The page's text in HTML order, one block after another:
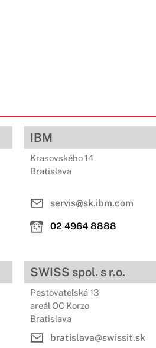
IBM
Krasovského 14
Bratislava
servis@sk.ibm.com
02 4964 8888
SWISS spol. s r.o.
Pestovateľská 13
areál OC Korzo
Bratislava
bratislava@swissit.sk